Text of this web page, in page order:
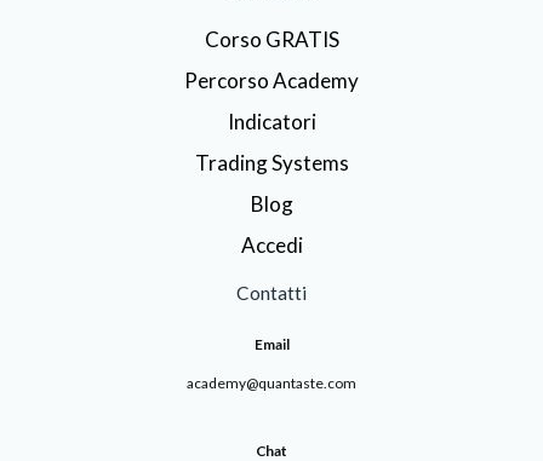
Corso GRATIS
Percorso Academy
Indicatori
Trading Systems
Blog
Accedi
Contatti
Email
academy@quantaste.com
Chat